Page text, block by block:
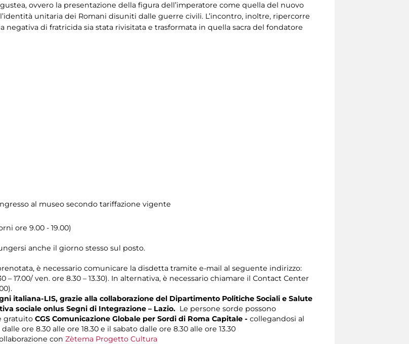
ovvero la presentazione della figura dell’imperatore come quella del nuovo
unitaria dei Romani disuniti dalle guerre civili. L’incontro, inoltre, ripercorre
di fratricida sia stata rivisitata e trasformata in quella sacra del fondatore
al museo secondo tariffazione vigente
ore 9.00 - 19.00)
anche il giorno stesso sul posto.
è necessario comunicare la disdetta tramite e-mail al seguente indirizzo:
– 17.00/ ven. ore 8.30 – 13.30). In alternativa, è necessario chiamare il Contact Center
italiana-LIS, grazie alla collaborazione del Dipartimento Politiche Sociali e Salute
sociale onlus Segni di Integrazione – Lazio. Le persone sorde possono
gratuito CGS Comunicazione Globale per Sordi di Roma Capitale - collegandosi al
ore 8.30 alle ore 18.30 e il sabato dalle ore 8.30 alle ore 13.30
con Zètema Progetto Cultura